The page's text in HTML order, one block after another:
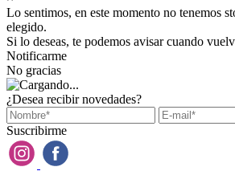
Lo sentimos, en este momento no tenemos
elegido.
Si lo deseas, te podemos avisar cuando
Notificarme
No gracias
¿Desea recibir novedades?
Suscribirme